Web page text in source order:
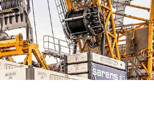
Karriere bei Liebherr